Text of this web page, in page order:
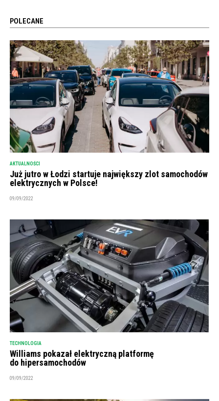
POLECANE
AKTUALNOŚCI
Już jutro w Łodzi startuje największy zlot samochodów
elektrycznych w Polsce!
09/09/2022
TECHNOLOGIA
Williams pokazał elektryczną platformę
do hipersamochodów
09/09/2022